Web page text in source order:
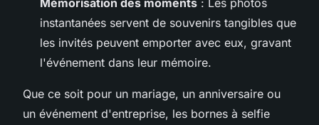
instantanées servent de souvenirs tangibles que
les invités peuvent emporter avec eux, gravant
l'événement dans leur mémoire.
Que ce soit pour un mariage, un anniversaire ou
un événement d'entreprise, les bornes à selfie